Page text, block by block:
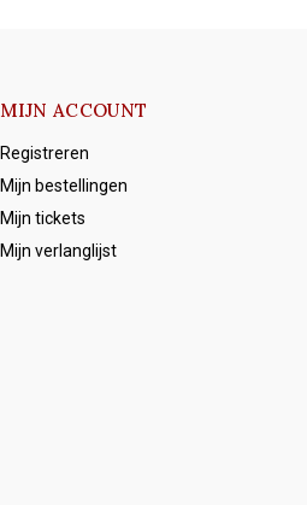
MIJN ACCOUNT
Registreren
Mijn bestellingen
Mijn tickets
Mijn verlanglijst